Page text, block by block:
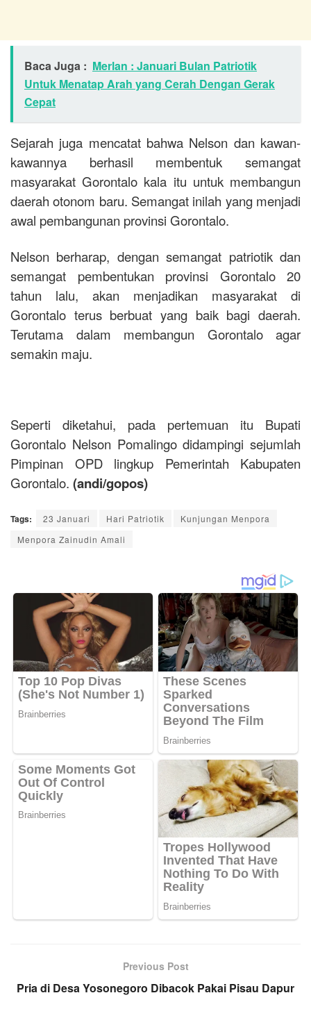
Baca Juga : Merlan : Januari Bulan Patriotik
Untuk Menatap Arah yang Cerah Dengan Gerak
Cepat
Sejarah juga mencatat bahwa Nelson dan kawan-
kawannya berhasil membentuk semangat
masyarakat Gorontalo kala itu untuk membangun
daerah otonom baru. Semangat inilah yang menjadi
awal pembangunan provinsi Gorontalo.
Nelson berharap, dengan semangat patriotik dan
semangat pembentukan provinsi Gorontalo 20
tahun lalu, akan menjadikan masyarakat di
Gorontalo terus berbuat yang baik bagi daerah.
Terutama dalam membangun Gorontalo agar
semakin maju.
Seperti diketahui, pada pertemuan itu Bupati
Gorontalo Nelson Pomalingo didampingi sejumlah
Pimpinan OPD lingkup Pemerintah Kabupaten
Gorontalo. (andi/gopos)
Tags: 23 Januari Hari Patriotik
Kunjungan Menpora
Menpora Zainudin Amali
Previous Post
Pria di Desa Yosonegoro Dibacok Pakai Pisau Dapur